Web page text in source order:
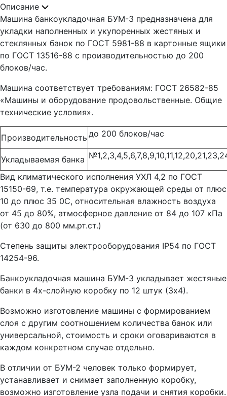
Описание
Машина банкоукладочная БУМ-3 предназначена для
укладки наполненных и укупоренных жестяных и
стеклянных банок по ГОСТ 5981-88 в картонные ящики
по ГОСТ 13516-88 с производительностью до 200
блоков/час.
Машина соответствует требованиям: ГОСТ 26582-85
«Машины и оборудование продовольственные. Общие
технические условия».
Производительность до 200 блоков/час
Укладываемая банка
Вид климатического исполнения УХЛ 4,2 по ГОСТ
15150-69, т.е. температура окружающей среды от плюс
10 до плюс 35 0С, относительная влажность воздуха
от 45 до 80%, атмосферное давление от 84 до 107 кПа
(от 630 до 800 мм.рт.ст.)
Степень защиты электрооборудования IP54 по ГОСТ
14254-96.
Банкоукладочная машина БУМ-3 укладывает жестяные
банки в 4х-слойную коробку по 12 штук (3х4).
Возможно изготовление машины с формированием
слоя с другим соотношением количества банок или
универсальной, стоимость и сроки оговариваются в
каждом конкретном случае отдельно.
В отличии от БУМ-2 человек только формирует,
устанавливает и снимает заполненную коробку,
возможно изготовление узла подачи и снятия коробки.